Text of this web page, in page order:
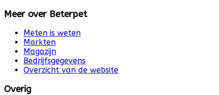
Meer over Beterpet
Meten is weten
Markten
Magazijn
Bedrijfsgegevens
Overzicht van de website
Overig